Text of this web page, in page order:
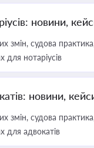
новини,
змін, судова
нотаріусів
новини,
змін, судова
для адвокатів